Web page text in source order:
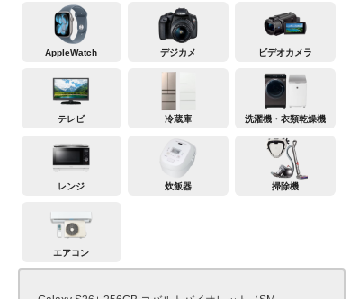
AppleWatch デジカメ ビデオカメラ
テレビ 冷蔵庫 洗濯機・衣類乾燥機
レンジ 炊飯器 掃除機
エアコン